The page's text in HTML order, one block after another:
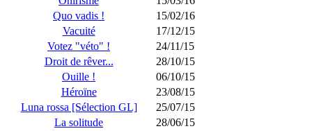
Quo vadis !
15/02/16
Vacuité
17/12/15
Votez "véto" !
24/11/15
Droit de rêver...
28/10/15
Ouille !
06/10/15
Héroïne
23/08/15
Luna rossa [Sélection GL]
25/07/15
La solitude
28/06/15